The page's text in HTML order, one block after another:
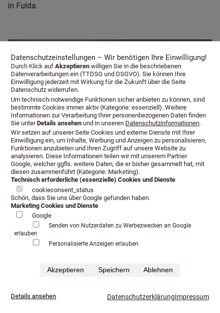
in Fulda.
Vispring
Höchst komfortabel
Komfort hat viele Formen – die perfekte Stützung durch
der Füllungen von erstklassiger Qualität, wie z. B.
Shetlandwolle, Seide, Kaschmir und der luxuriöse Bezug
Datenschutzeinstellungen – Wir benötigen Ihre Einwilligung!
Durch Klick aufAkzeptieren willigen Sie in die beschriebenen
Datenverarbeitungen ein (TTDSG und DSGVO). Sie können Ihre
Einwilligung jederzeit mit Wirkung für die Zukunft über die Seite
Datenschutz widerrufen.
Um technisch-notwendige Funktionen sicher anbieten zu können, sind
bestimmte Cookies immer aktiv (Kategorie: essenziell). Weitere
Informationen zur Verarbeitung Ihrer personenbezogenen Daten finden
Sie unterDetails ansehen und in unseren Datenschutzinformationen.
Wir setzen auf unserer Seite Cookies und externe Dienste mit Ihrer
Einwilligung ein, um Inhalte, Werbung und Anzeigen zu personalisieren,
Funktionen anzubieten und Ihren Zugriff auf unsere Website zu
analysieren. Diese Informationen teilen wir mit unserem Partner
Google, welcher ggfls. weitere Daten, die er bisher gesammelt hat, mit
diesen zusammenführt (Kategorie: Marketing).
Technisch erforderliche (essenzielle) Cookies und Dienste
cookieconsent_status
Schön, dass Sie uns über Google gefunden haben.
Marketing Cookies und Dienste
Google
Senden von Nutzerdaten zu Werbezwecken an Google
erlauben
Personalisierte Anzeigen erlauben
Akzeptieren Speichern Ablehnen
Details ansehen DatenschutzerklärungImpressum